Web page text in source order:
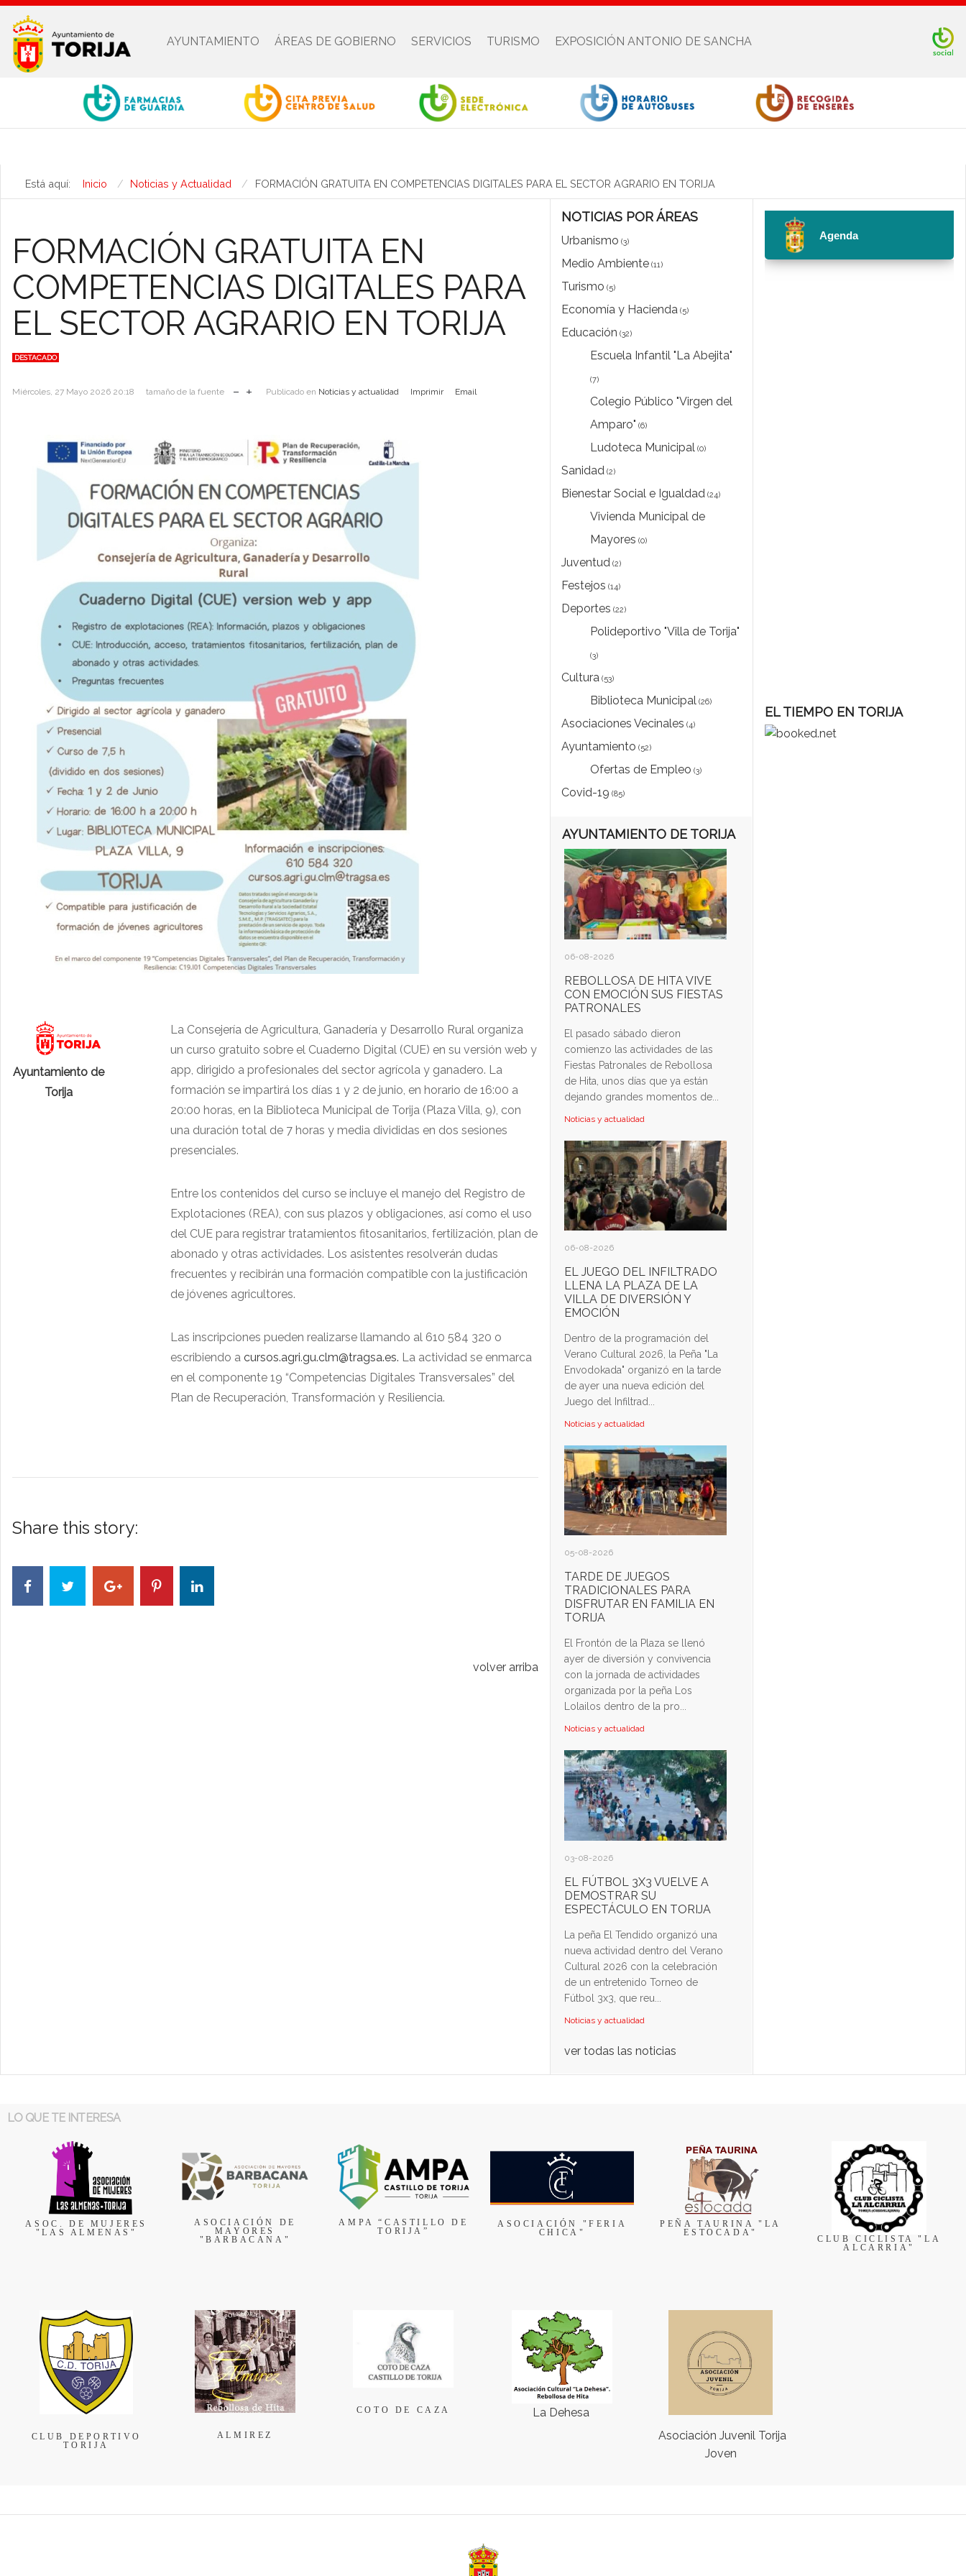
Youtube
AYUNTAMIENTO ÁREAS DE GOBIERNO SERVICIOS TURISMO EXPOSICIÓN ANTONIO DE SANCHA
Está aquí: Inicio Noticias y Actualidad FORMACIÓN GRATUITA EN COMPETENCIAS DIGITALES PARA EL SECTOR AGRARIO EN TORIJA
FORMACIÓN GRATUITA EN
COMPETENCIAS DIGITALES PARA
EL SECTOR AGRARIO EN TORIJA
DESTACADO
Miércoles, 27 Mayo 2026 20:18 tamaño de la fuente Publicado en Noticias y actualidad Imprimir Email
Ayuntamiento de
Torija
La Consejería de Agricultura, Ganadería y Desarrollo Rural organiza
un curso gratuito sobre el Cuaderno Digital (CUE) en su versión web y
app, dirigido a profesionales del sector agrícola y ganadero. La
formación se impartirá los días 1 y 2 de junio, en horario de 16:00 a
20:00 horas, en la Biblioteca Municipal de Torija (Plaza Villa, 9), con
una duración total de 7 horas y media divididas en dos sesiones
presenciales.
Entre los contenidos del curso se incluye el manejo del Registro de
Explotaciones (REA), con sus plazos y obligaciones, así como el uso
del CUE para registrar tratamientos fitosanitarios, fertilización, plan de
abonado y otras actividades. Los asistentes resolverán dudas
frecuentes y recibirán una formación compatible con la justificación
de jóvenes agricultores.
Las inscripciones pueden realizarse llamando al 610 584 320 o
escribiendo a cursos.agri.gu.clm@tragsa.es. La actividad se enmarca
en el componente 19 “Competencias Digitales Transversales” del
Plan de Recuperación, Transformación y Resiliencia.
Share this story:
volver arriba
NOTICIAS POR ÁREAS
Urbanismo (3)
Medio Ambiente (11)
Turismo (5)
Economía y Hacienda (5)
Educación (32)
Escuela Infantil "La Abejita"
(7)
Colegio Público "Virgen del
Amparo" (6)
Ludoteca Municipal (0)
Sanidad (2)
Bienestar Social e Igualdad (24)
Vivienda Municipal de
Mayores (0)
Juventud (2)
Festejos (14)
Deportes (22)
Polideportivo "Villa de Torija"
(3)
Cultura (53)
Biblioteca Municipal (26)
Asociaciones Vecinales (4)
Ayuntamiento (52)
Ofertas de Empleo (3)
Covid-19 (85)
AYUNTAMIENTO DE TORIJA
06-08-2026
REBOLLOSA DE HITA VIVE
CON EMOCIÓN SUS FIESTAS
PATRONALES
El pasado sábado dieron
comienzo las actividades de las
Fiestas Patronales de Rebollosa
de Hita, unos días que ya están
dejando grandes momentos de...
Noticias y actualidad
06-08-2026
EL JUEGO DEL INFILTRADO
LLENA LA PLAZA DE LA
VILLA DE DIVERSIÓN Y
EMOCIÓN
Dentro de la programación del
Verano Cultural 2026, la Peña "La
Envodokada" organizó en la tarde
de ayer una nueva edición del
Juego del Infiltrad...
Noticias y actualidad
05-08-2026
TARDE DE JUEGOS
TRADICIONALES PARA
DISFRUTAR EN FAMILIA EN
TORIJA
El Frontón de la Plaza se llenó
ayer de diversión y convivencia
con la jornada de actividades
organizada por la peña Los
Lolailos dentro de la pro...
Noticias y actualidad
03-08-2026
EL FÚTBOL 3X3 VUELVE A
DEMOSTRAR SU
ESPECTÁCULO EN TORIJA
La peña El Tendido organizó una
nueva actividad dentro del Verano
Cultural 2026 con la celebración
de un entretenido Torneo de
Fútbol 3x3, que reu...
Noticias y actualidad
ver todas las noticias
EL TIEMPO EN TORIJA
LO QUE TE INTERESA
ASOC. DE MUJERES
"LAS ALMENAS"
ASOCIACIÓN DE
MAYORES
"BARBACANA"
AMPA “CASTILLO DE
TORIJA”
ASOCIACIÓN "FERIA
CHICA"
PEÑA TAURINA "LA
ESTOCADA"
CLUB CICLISTA "LA
ALCARRIA"
CLUB DEPORTIVO
TORIJA
ALMIREZ
COTO DE CAZA
La Dehesa
Asociación Juvenil Torija
Joven